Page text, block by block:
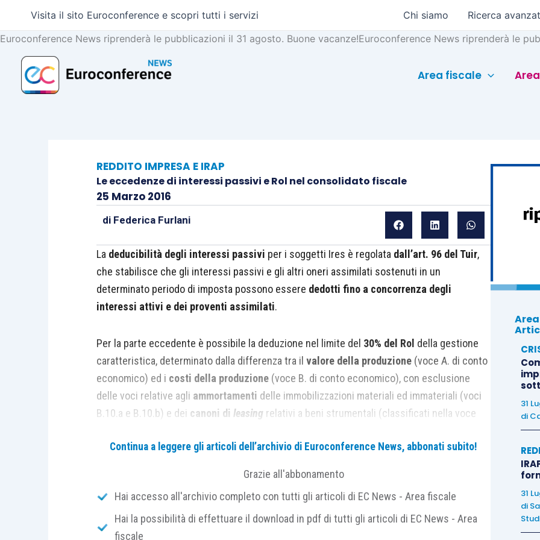
contenuto
Visita il sito Euroconference e scopri tutti i servizi Chi siamo Ricerca
Euroconference News riprenderà le pubblicazioni il 31 agosto. Buone vacanze!Euroconference News riprenderà le
Area fiscale
REDDITO IMPRESA E IRAP
Le eccedenze di interessi passivi e Rol nel consolidato fiscale
25 Marzo 2016
di Federica Furlani
La deducibilità degli interessi passivi per i soggetti Ires è regolata dall’art. 96 del Tuir,
che stabilisce che gli interessi passivi e gli altri oneri assimilati sostenuti in un
determinato periodo di imposta possono essere dedotti fino a concorrenza degli
interessi attivi e dei proventi assimilati.
Per la parte eccedente è possibile la deduzione nel limite del 30% del Rol della gestione
caratteristica, determinato dalla differenza tra il valore della produzione (voce A. di conto
economico) ed i costi della produzione (voce B. di conto economico), con esclusione
delle voci relative agli ammortamenti delle immobilizzazioni materiali ed immateriali (voci
B.10.a e B.10.b) e dei canoni di leasing relativi a beni strumentali (classificati nella voce
Tralasciando l’analisi generale della normativa, l’art. 96, comma 7, del Tuir, disciplina uno dei
nazionale(artt. 117 e seguenti del Tuir), che ricordiamo essere un regime di tassazione
opzionale che permette alle società partecipanti, appartenenti ad uno stesso gruppo, di
determinare l’Ires in maniera
Continua a leggere gli articoli dell’archivio di Euroconference News, abbonati subito!
Grazie all'abbonamento
Hai accesso all'archivio completo con tutti gli articoli di EC News - Area fiscale
Hai la possibilità di effettuare il download in pdf di tutti gli articoli di EC News - Area
fiscale
31
di
31
di